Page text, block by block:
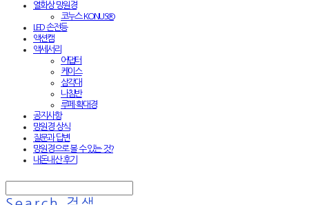
열화상 망원경
코누스 KONUS®
LED 손전등
액션캠
액세서리
어댑터
케이스
삼각대
나침반
루페·확대경
공지사항
망원경 상식
질문과 답변
망원경으로 볼 수 있는 것?
내돈내산 후기